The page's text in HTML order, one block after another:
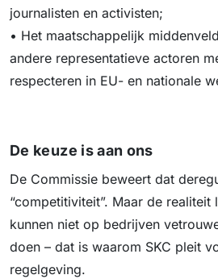
journalisten en activisten;
• Het maatschappelijk
andere representatieve actoren
respecteren in EU- en nationale
De keuze is aan ons
De Commissie beweert dat
“competitiviteit”. Maar de realiteit
kunnen niet op bedrijven
doen – dat is waarom SKC pleit
regelgeving.